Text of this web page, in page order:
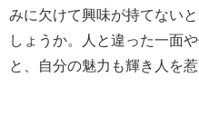
みに欠けて興味が持てない
しょうか。人と違った一面
と、自分の魅力も輝き人を